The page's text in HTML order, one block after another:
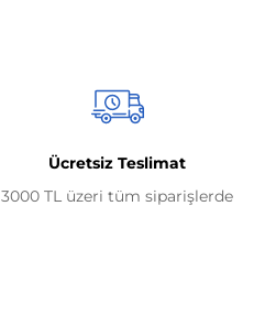
Ücretsiz Teslimat
3000 TL üzeri tüm siparişlerde